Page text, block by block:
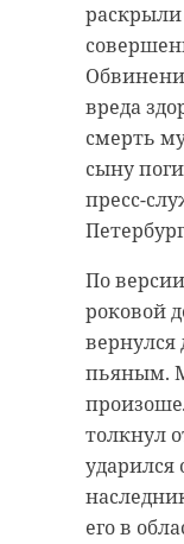
вреда
смерть
сыну
пресс-
По
роковой
вернулся
пьяным.
толкнул
ударился
его в